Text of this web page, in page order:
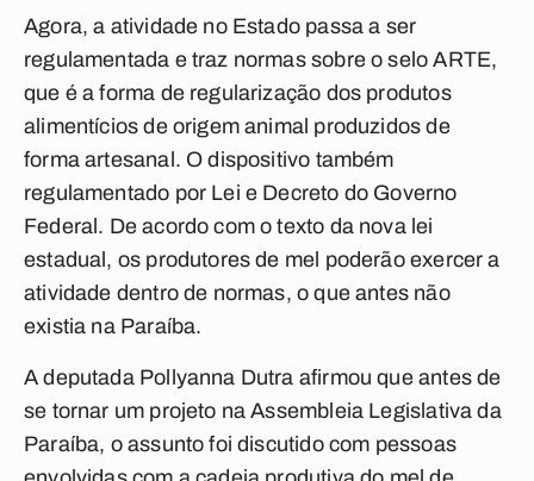
Agora, a atividade no Estado passa a ser
regulamentada e traz normas sobre o selo ARTE,
que é a forma de regularização dos produtos
alimentícios de origem animal produzidos de
forma artesanal. O dispositivo também
regulamentado por Lei e Decreto do Governo
Federal. De acordo com o texto da nova lei
estadual, os produtores de mel poderão exercer a
atividade dentro de normas, o que antes não
existia na Paraíba.
A deputada Pollyanna Dutra afirmou que antes de
se tornar um projeto na Assembleia Legislativa da
Paraíba, o assunto foi discutido com pessoas